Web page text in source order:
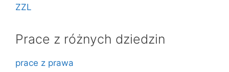
ZZL
Prace z różnych dziedzin
prace z prawa